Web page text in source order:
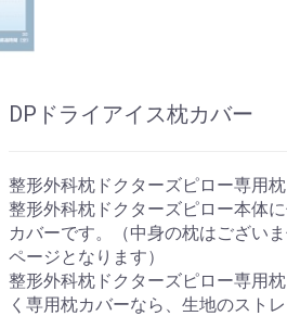
DPドライアイス枕カバー
整形外科枕ドクターズピロー専用枕
整形外科枕ドクターズピロー本体
カバーです。（中身の枕はござい
ページとなります）
整形外科枕ドクターズピロー専用
く専用枕カバーなら、生地のスト